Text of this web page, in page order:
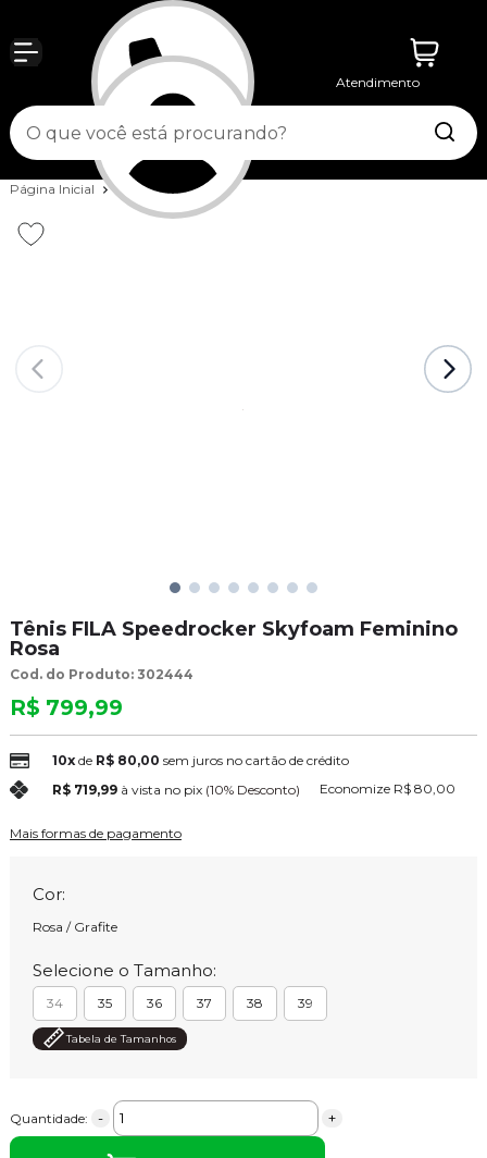
Atendimento
Página Inicial Running Tênis
Tênis FILA Speedrocker Skyfoam Feminino
Rosa
Cod. do Produto: 302444
R$ 799,99
10xde R$ 80,00 sem juros no cartão de crédito
R$ 719,99 à vista no pix (10% Desconto) Economize R$ 80,00
Mais formas de pagamento
Cor:
Rosa / Grafite
Selecione o Tamanho:
34 35 36 37 38 39
Tabela de Tamanhos
Quantidade: - +